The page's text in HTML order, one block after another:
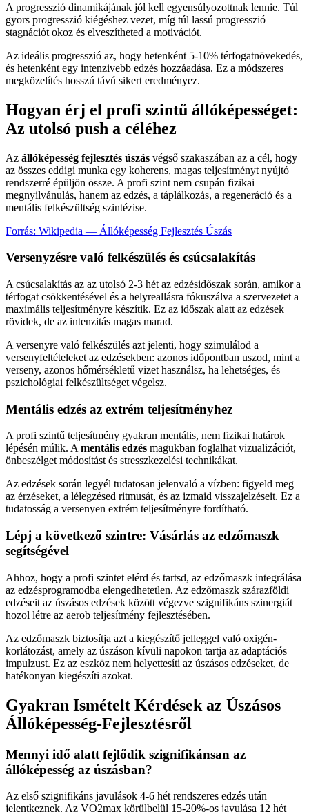
A progresszió dinamikájának jól kell egyensúlyozottnak lennie. Túl
gyors progresszió kiégéshez vezet, míg túl lassú progresszió
stagnációt okoz és elveszítheted a motivációt.
Az ideális progresszió az, hogy hetenként 5-10% térfogatnövekedés,
és hetenként egy intenzivebb edzés hozzáadása. Ez a módszeres
megközelítés hosszú távú sikert eredményez.
Hogyan érj el profi szintű állóképességet:
Az utolsó push a céléhez
Az állóképesség fejlesztés úszás végső szakaszában az a cél, hogy
az összes eddigi munka egy koherens, magas teljesítményt nyújtó
rendszerré épüljön össze. A profi szint nem csupán fizikai
megnyilvánulás, hanem az edzés, a táplálkozás, a regeneráció és a
mentális felkészültség szintézise.
Forrás: Wikipedia — Állóképesség Fejlesztés Úszás
Versenyzésre való felkészülés és csúcsalakítás
A csúcsalakítás az az utolsó 2-3 hét az edzésidőszak során, amikor a
térfogat csökkentésével és a helyreallásra fókuszálva a szervezetet a
maximális teljesítményre készítik. Ez az időszak alatt az edzések
rövidek, de az intenzitás magas marad.
A versenyre való felkészülés azt jelenti, hogy szimulálod a
versenyfeltételeket az edzésekben: azonos időpontban uszod, mint a
verseny, azonos hőmérsékletű vizet használsz, ha lehetséges, és
pszichológiai felkészültséget végelsz.
Mentális edzés az extrém teljesítményhez
A profi szintű teljesítmény gyakran mentális, nem fizikai határok
lépésén múlik. A mentális edzés magukban foglalhat vizualizációt,
önbeszélget módosítást és stresszkezelési technikákat.
Az edzések során legyél tudatosan jelenvaló a vízben: figyeld meg
az érzéseket, a lélegzésed ritmusát, és az izmaid visszajelzéseit. Ez a
tudatosság a versenyen extrém teljesítményre fordítható.
Lépj a következő szintre: Vásárlás az edzőmaszk
segítségével
Ahhoz, hogy a profi szintet elérd és tartsd, az edzőmaszk integrálása
az edzésprogramodba elengedhetetlen. Az edzőmaszk szárazföldi
edzéseit az úszásos edzések között végezve szignifikáns szinergiát
hozol létre az aerob teljesítmény fejlesztésében.
Az edzőmaszk biztosítja azt a kiegészítő jelleggel való oxigén-
korlátozást, amely az úszáson kívüli napokon tartja az adaptációs
impulzust. Ez az eszköz nem helyettesíti az úszásos edzéseket, de
hatékonyan kiegészíti azokat.
Gyakran Ismételt Kérdések az Úszásos
Állóképesség-Fejlesztésről
Mennyi idő alatt fejlődik szignifikánsan az
állóképesség az úszásban?
Az első szignifikáns javulások 4-6 hét rendszeres edzés után
jelentkeznek. Az VO2max körülbelül 15-20%-os javulása 12 hét